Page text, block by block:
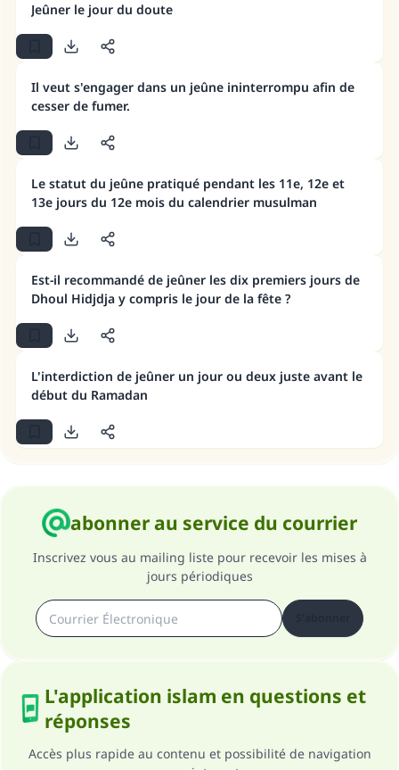
Jeûner le jour du doute
Il veut s'engager dans un jeûne ininterrompu afin de
cesser de fumer.
Le statut du jeûne pratiqué pendant les 11e, 12e et
13e jours du 12e mois du calendrier musulman
Est-il recommandé de jeûner les dix premiers jours de
Dhoul Hidjdja y compris le jour de la fête ?
L'interdiction de jeûner un jour ou deux juste avant le
début du Ramadan
abonner au service du courrier
Inscrivez vous au mailing liste pour recevoir les mises à
jours périodiques
L'application islam en questions et
réponses
Accès plus rapide au contenu et possibilité de navigation
Faites une différence dans la vie de
millions de personnes grâce à votre
Aidez nous à apporter des réponses.
Le Messager d'Allah (Paix sur lui) a dit:
"Celui qui indique une bonne action obtient la
(MOUSLIM 1893)
Soutenez IslamQA